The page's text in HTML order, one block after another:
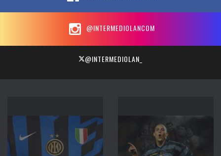
@INTERMEDIOLANCOM
@INTERMEDIOLAN_